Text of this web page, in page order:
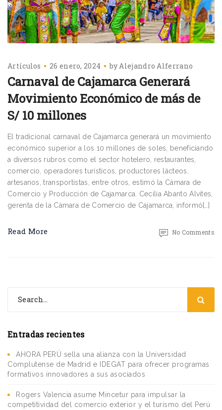
Artículos 26 enero, 2024 byAlejandro Alferrano
Carnaval de Cajamarca Generará
Movimiento Económico de más de
S/ 10 millones
El tradicional carnaval de Cajamarca generará un movimiento
económico superior a los 10 millones de soles, beneficiando
a diversos rubros como el sector hotelero, restaurantes,
comercio, operadores turísticos, productores lácteos,
artesanos, transportistas, entre otros, estimó la Cámara de
Comercio y Producción de Cajamarca. Cecilia Abanto Alvites,
gerenta de la Cámara de Comercio de Cajamarca, informó[…]
Read More No Comments
Entradas recientes
AHORA PERÚ sella una alianza con la Universidad
Complutense de Madrid e IDEGAT para ofrecer programas
formativos innovadores a sus asociados
Rogers Valencia asume Mincetur para impulsar la
competitividad del comercio exterior y el turismo del Perú